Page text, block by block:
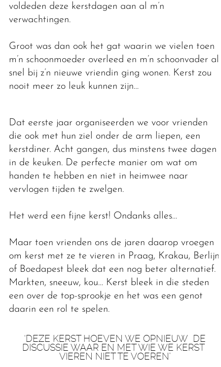
voldeden deze kerstdagen aan al m’n
verwachtingen.
Groot was dan ook het gat waarin we vielen toen
m’n schoonmoeder overleed en m’n schoonvader al
snel bij z’n nieuwe vriendin ging wonen. Kerst zou
nooit meer zo leuk kunnen zijn…
Dat eerste jaar organiseerden we voor vrienden
die ook met hun ziel onder de arm liepen, een
kerstdiner. Acht gangen, dus minstens twee dagen
in de keuken. De perfecte manier om wat om
handen te hebben en niet in heimwee naar
vervlogen tijden te zwelgen.
Het werd een fijne kerst! Ondanks alles…
Maar toen vrienden ons de jaren daarop vroegen
om kerst met ze te vieren in Praag, Krakau, Berlijn
of Boedapest bleek dat een nog beter alternatief.
Markten, sneeuw, kou… Kerst bleek in die steden
een over de top-sprookje en het was een genot
daarin een rol te spelen.
‘DEZE KERST HOEVEN WE OPNIEUW DE
DISCUSSIE WAAR EN MET WIE WE KERST
VIEREN NIET TE VOEREN’